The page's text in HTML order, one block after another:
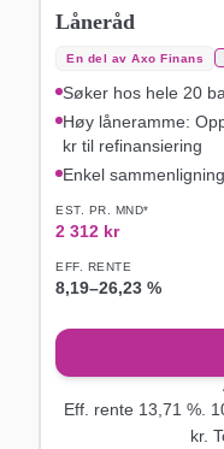
Låneråd
En del av Axo Finans
Søker hos hele 20
Høy låneramme:
kr til refinansiering
Enkel
EST. PR. MND*
2 312 kr
EFF. RENTE
8,19–26,23 %
Eff. rente 13,71 %.
kr.